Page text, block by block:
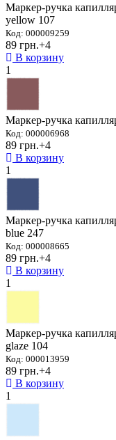
Маркер-ручка
yellow 107
Код: 000009259
89 грн.+4
В корзину
1
Маркер-ручка
Код: 000006968
89 грн.+4
В корзину
1
Маркер-ручка
blue 247
Код: 000008665
89 грн.+4
В корзину
1
Маркер-ручка
glaze 104
Код: 000013959
89 грн.+4
В корзину
1